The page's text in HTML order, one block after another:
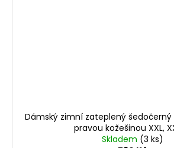
Dámský zimní zateplený
pravou kožešinou XXL,
Skladem (3 ks)